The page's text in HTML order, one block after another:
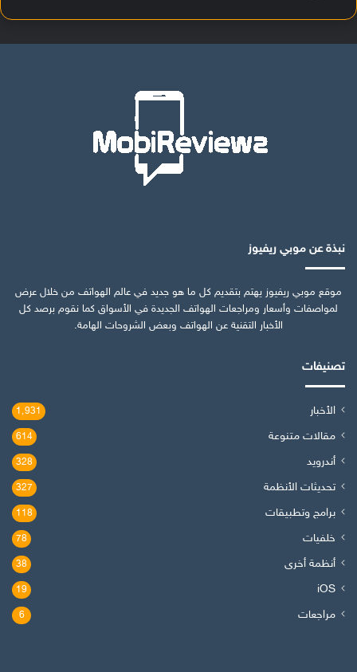
نبذة عن موبي ريفيوز
موقع موبي ريفيوز يهتم بتقديم كل ما هو جديد في عالم الهواتف من خلال عرض
لمواصفات وأسعار ومراجعات الهواتف الجديدة في الأسواق كما نقوم برصد كل
الأخبار التقنية عن الهواتف وبعض الشروحات الهامة.
تصنيفات
الأخبار 1٬931
مقالات متنوعة 614
أندرويد 328
تحديثات الأنظمة 327
برامج وتطبيقات 118
خلفيات 78
أنظمة أخرى 38
iOS
19
مراجعات 6